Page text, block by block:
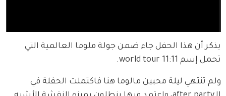
يذكر أن هذا الحفل جاء ضمن جولة ملوما العالمية التي
تحمل إسم world tour 11:11.
ولم تنتهي ليلة محبين مالوما هنا فاكتملت الحفلة في